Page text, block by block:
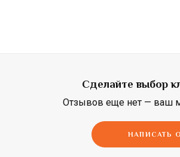
Сделайте выбор
Отзывов еще нет — ваш
НАПИСАТЬ